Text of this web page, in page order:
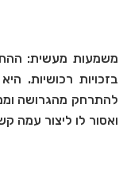
משמעות מעשית:
בזכויות רכושיות.
ואסור לו ליצור עמה